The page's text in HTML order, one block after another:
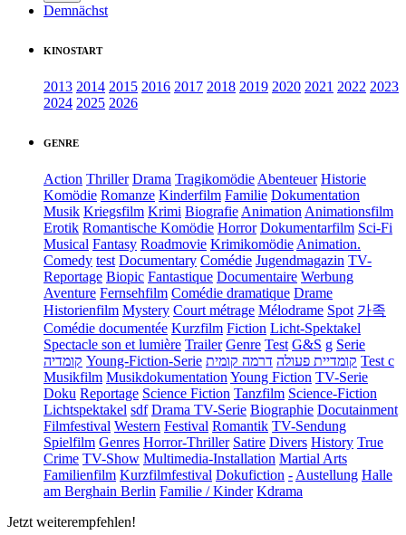
Demnächst
KINOSTART
2013 2014 2015 2016 2017 2018 2019 2020 2021 2022 2023
2024 2025 2026
GENRE
Action Thriller Drama Tragikomödie Abenteuer Historie
Komödie Romanze Kinderfilm Familie Dokumentation
Musik Kriegsfilm Krimi Biografie Animation Animationsfilm
Erotik Romantische Komödie Horror Dokumentarfilm Sci-Fi
Musical Fantasy Roadmovie Krimikomödie Animation.
Comedy test Documentary Comédie Jugendmagazin TV-
Reportage Biopic Fantastique Documentaire Werbung
Aventure Fernsehfilm Comédie dramatique Drame
Historienfilm Mystery Court métrage Mélodrame Spot 가족
Comédie documentée Kurzfilm Fiction Licht-Spektakel
Spectacle son et lumière Trailer Genre Test G&S g Serie
קומדיה Young-Fiction-Serie קומדיית פעולה דרמה קומית
Test c
Musikfilm Musikdokumentation Young Fiction TV-Serie
Doku Reportage Science Fiction Tanzfilm Science-Fiction
Lichtspektakel sdf Drama TV-Serie Biographie Docutainment
Filmfestival Western Festival Romantik TV-Sendung
Spielfilm Genres Horror-Thriller Satire Divers History True
Crime TV-Show Multimedia-Installation Martial Arts
Familienfilm Kurzfilmfestival Dokufiction - Austellung Halle
am Berghain Berlin Familie / Kinder Kdrama
Jetzt weiterempfehlen!